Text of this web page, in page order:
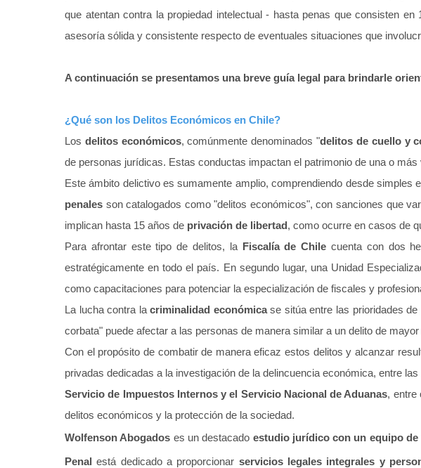
que atentan contra la propiedad intelectual - hasta penas que consisten
asesoría sólida y consistente respecto de eventuales situaciones que
A continuación se presentamos una breve guía legal para brindarle
¿Qué son los Delitos Económicos en Chile?
Los delitos económicos, comúnmente denominados "delitos de cuello y
de personas jurídicas. Estas conductas impactan el patrimonio de una o
Este ámbito delictivo es sumamente amplio, comprendiendo desde
penales son catalogados como "delitos económicos", con sanciones que
implican hasta 15 años de privación de libertad, como ocurre en casos de
Para afrontar este tipo de delitos, la Fiscalía de Chile cuenta con dos
estratégicamente en todo el país. En segundo lugar, una Unidad
como capacitaciones para potenciar la especialización de fiscales y
La lucha contra lacriminalidad económicase sitúa entre las prioridades
corbata" puede afectar a las personas de manera similar a un delito de
Con el propósito de combatir de manera eficaz estos delitos y alcanzar
privadas dedicadas a la investigación de la delincuencia económica, entre
Servicio de Impuestos Internos y el Servicio Nacional de Aduanas, entre
delitos económicos y la protección de la sociedad.
Wolfenson Abogados es un destacado estudio jurídico con un equipo
Penalestá dedicado a proporcionar servicios legales integrales y